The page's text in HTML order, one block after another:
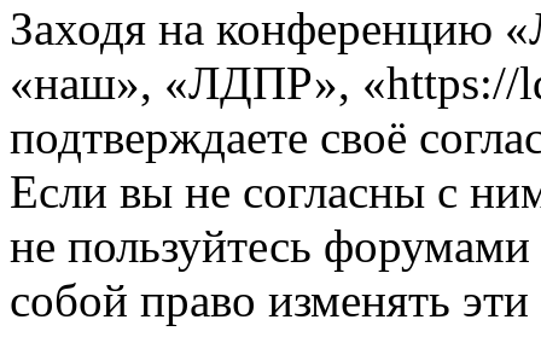
Заходя на конференцию
«наш», «ЛДПР», «https://
подтверждаете своё
Если вы не согласны с
не пользуйтесь
собой право изменять